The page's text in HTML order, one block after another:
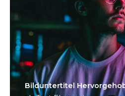
Bild­unter­titel